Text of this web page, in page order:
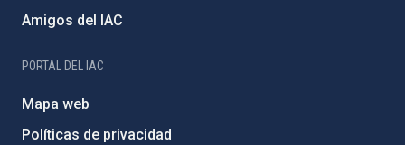
Amigos del IAC
PORTAL DEL IAC
Mapa web
Políticas de privacidad